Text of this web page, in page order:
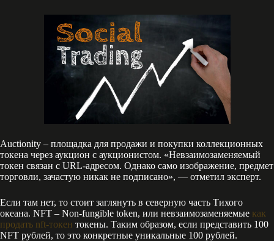
Auctionity – площадка для продажи и покупки коллекционных
токена через аукцион с аукционистом. «Невзаимозаменяемый
токен связан с URL-адресом. Однако само изображение, предмет
торговли, зачастую никак не подписано», — отметил эксперт.
Если там нет, то стоит заглянуть в северную часть Тихого
океана. NFT – Non-fungible token, или невзаимозаменяемые как
продать nft-токен токены. Таким образом, если представить 100
NFT рублей, то это конкретные уникальные 100 рублей.